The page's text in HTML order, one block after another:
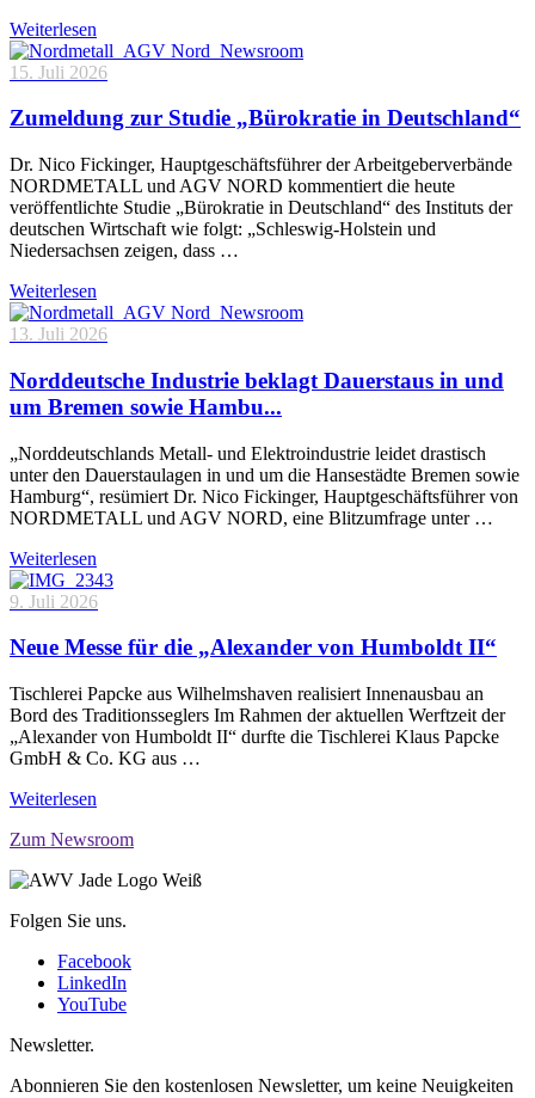
Weiterlesen
15. Juli 2026
Zumeldung zur Studie „Bürokratie in Deutschland“
Dr. Nico Fickinger, Hauptgeschäftsführer der Arbeitgeberverbände
NORDMETALL und AGV NORD kommentiert die heute
veröffentlichte Studie „Bürokratie in Deutschland“ des Instituts der
deutschen Wirtschaft wie folgt: „Schleswig-Holstein und
Niedersachsen zeigen, dass …
Weiterlesen
13. Juli 2026
Norddeutsche Industrie beklagt Dauerstaus in und
um Bremen sowie Hambu...
„Norddeutschlands Metall- und Elektroindustrie leidet drastisch
unter den Dauerstaulagen in und um die Hansestädte Bremen sowie
Hamburg“, resümiert Dr. Nico Fickinger, Hauptgeschäftsführer von
NORDMETALL und AGV NORD, eine Blitzumfrage unter …
Weiterlesen
9. Juli 2026
Neue Messe für die „Alexander von Humboldt II“
Tischlerei Papcke aus Wilhelmshaven realisiert Innenausbau an
Bord des Traditionsseglers Im Rahmen der aktuellen Werftzeit der
„Alexander von Humboldt II“ durfte die Tischlerei Klaus Papcke
GmbH & Co. KG aus …
Weiterlesen
Zum Newsroom
Folgen Sie uns.
Facebook
LinkedIn
YouTube
Newsletter.
Abonnieren Sie den kostenlosen Newsletter, um keine Neuigkeiten